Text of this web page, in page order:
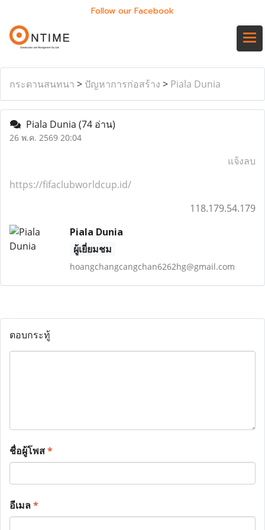
Follow our Facebook
กระดานสนทนา > ปัญหาการก่อสร้าง > Piala Dunia
Piala Dunia (74 อ่าน)
26 พ.ค. 2569 20:04
แจ้งลบ
https://fifaclubworldcup.id/
118.179.54.179
Piala Dunia
ผู้เยี่ยมชม
hoangchangcangchan6262hg@gmail.com
ตอบกระทู้
ชื่อผู้โพส*
อีเมล*